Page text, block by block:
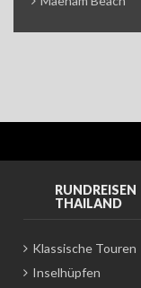
RUNDREISEN
THAILAND
Klassische Touren
Inselhüpfen